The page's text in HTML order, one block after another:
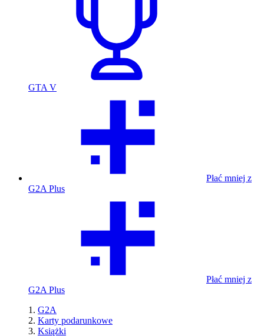
GTA V
Płać mniej z
G2A Plus
Płać mniej z
G2A Plus
G2A
Karty podarunkowe
Książki